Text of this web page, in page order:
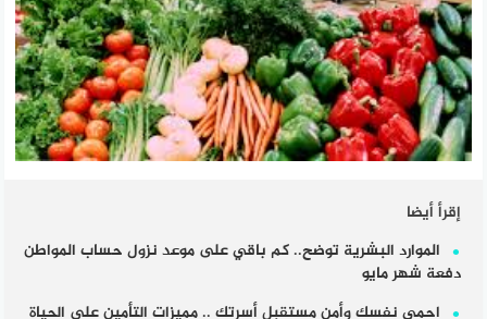
إقرأ أيضا
الموارد البشرية توضح.. كم باقي على موعد نزول حساب المواطن
دفعة شهر مايو
احمي نفسك وأمن مستقبل أسرتك .. مميزات التأمين على الحياة